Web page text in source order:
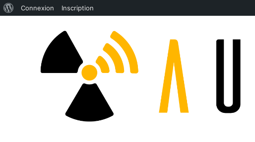
WordPress
Connexion Inscription